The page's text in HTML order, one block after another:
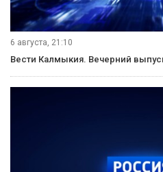
6 августа, 21:10
Вести Калмыкия. Вечерний